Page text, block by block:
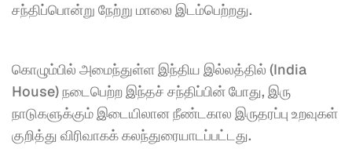
சந்திப்பொன்று நேற்று மாலை இடம்பெற்றது.
கொழும்பில் அமைந்துள்ள இந்திய இல்லத்தில் (India
House) நடைபெற்ற இந்தச் சந்திப்பின் போது, இரு
நாடுகளுக்கும் இடையிலான நீண்டகால இருதரப்பு உறவுகள்
குறித்து விரிவாகக் கலந்துரையாடப்பட்டது.